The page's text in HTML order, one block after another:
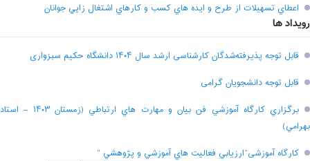
اعطاي تسهيلات از طرح و ايده هاي کسب و کارهاي اشتغال زايي جوانان
رویداد ها
قابل توجه پذیرفته‌شدگان کارشناسی ارشد سال ۱۴۰۴ دانشگاه حکیم سبزواری
قابل توجه دانشجویان گرامی
برگزاري کارگاه آموزشي فن بيان و مهارت هاي ارتباطي (زمستان ۱۴۰۳ – استاد
بهرامي)
کارگاه آموزشی”ارزيابي فعاليت هاي آموزشي و پژوهشي “